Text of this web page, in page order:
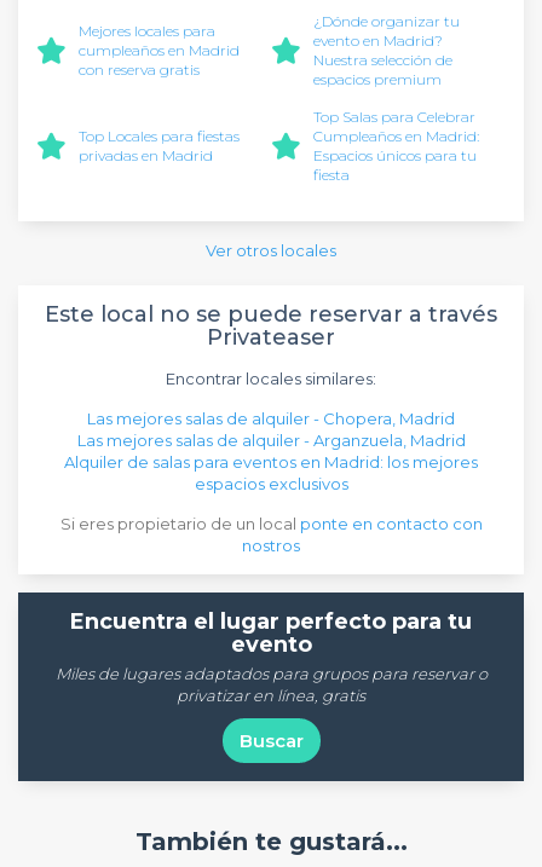
Mejores locales para
cumpleaños en Madrid
con reserva gratis
¿Dónde organizar tu
evento en Madrid?
Nuestra selección de
espacios premium
Top Locales para fiestas
privadas en Madrid
Top Salas para Celebrar
Cumpleaños en Madrid:
Espacios únicos para tu
fiesta
Ver otros locales
Este local no se puede reservar a través
Privateaser
Encontrar locales similares:
Las mejores salas de alquiler - Chopera, Madrid
Las mejores salas de alquiler - Arganzuela, Madrid
Alquiler de salas para eventos en Madrid: los mejores
espacios exclusivos
Si eres propietario de un local ponte en contacto con
nostros
Encuentra el lugar perfecto para tu
evento
Miles de lugares adaptados para grupos para reservar o
privatizar en línea, gratis
Buscar
También te gustará...